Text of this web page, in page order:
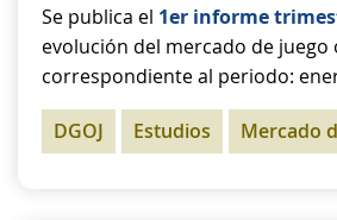
Se publica el 1er informe
evolución del mercado de juego
correspondiente al periodo:
DGOJ Estudios Mercado